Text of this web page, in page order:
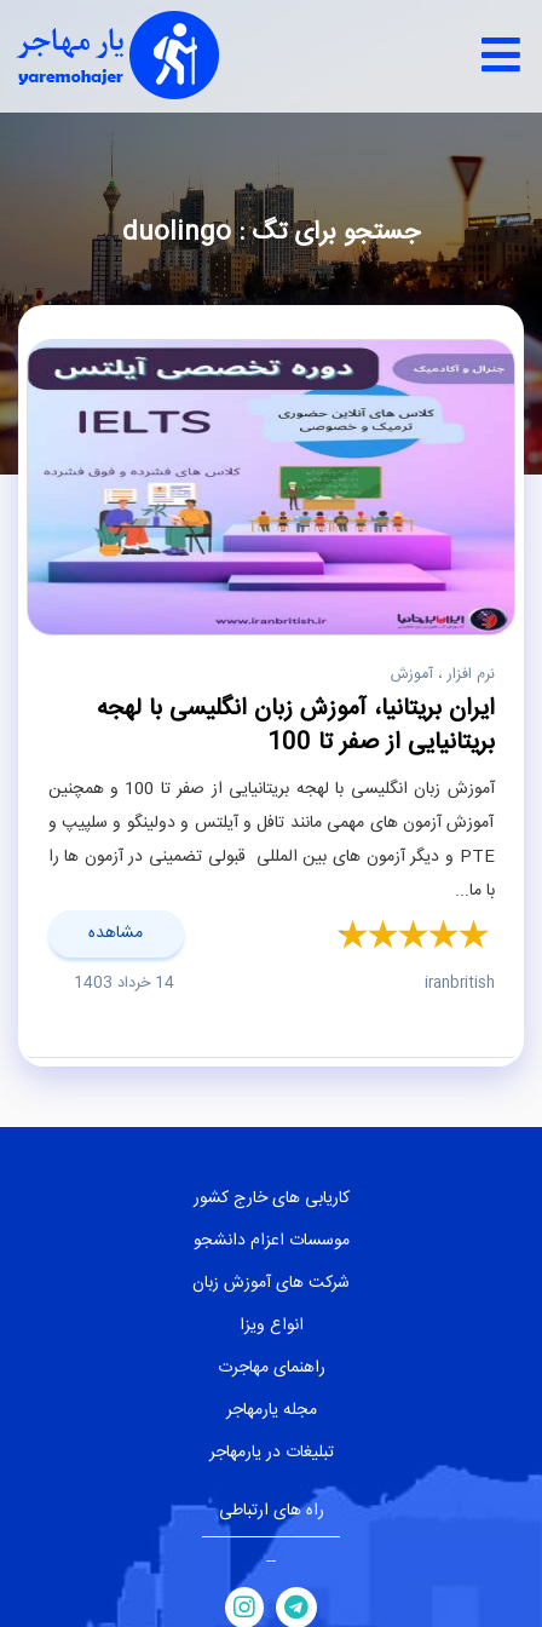
جستجو برای تگ : duolingo
نرم افزار ، آموزش
ایران بریتانیا، آموزش زبان انگلیسی با لهجه
بریتانیایی از صفر تا 100
آموزش زبان انگلیسی با لهجه بریتانیایی از صفر تا 100 و همچنین
آموزش آزمون های مهمی مانند تافل و آیلتس و دولینگو و سلپیپ و
PTE و دیگر آزمون های بین المللی قبولی تضمینی در آزمون ها را
با ما...
مشاهده
iranbritish 14 خرداد 1403
کاریابی های خارج کشور
موسسات اعزام دانشجو
شرکت های آموزش زبان
انواع ویزا
راهنمای مهاجرت
مجله یارمهاجر
تبلیغات در یارمهاجر
راه های ارتباطی
--